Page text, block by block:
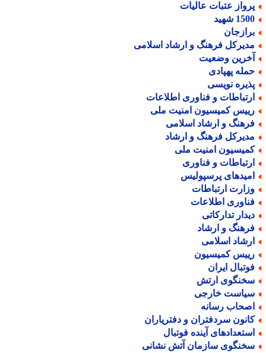
عتبات عالیات
شهید
فرهنگ و ارشاد اسلامی
وضعیت
پهپادی
نویسی
و فناوری اطلاعات
کمیسیون امنیت ملی
و ارشاد اسلامی
فرهنگ و ارشاد
امنیت ملی
و فناوری
پرسپولیس
ارتباطات
اطلاعات
تدارکاتی
و ارشاد
اسلامی
کمیسیون
ایران
ارتش
خارجی
رسانه
سردفتران و دفتریاران
آینده فوتبال
سازمان آتش نشانی